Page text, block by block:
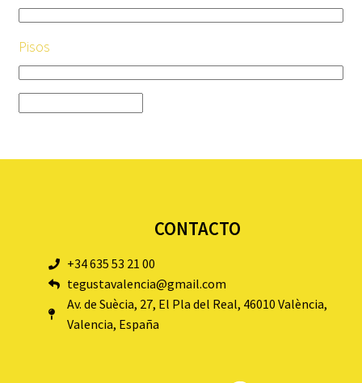
Pisos
CONTACTO
+34 635 53 21 00
tegustavalencia@gmail.com
Av. de Suècia, 27, El Pla del Real, 46010 València,
Valencia, España